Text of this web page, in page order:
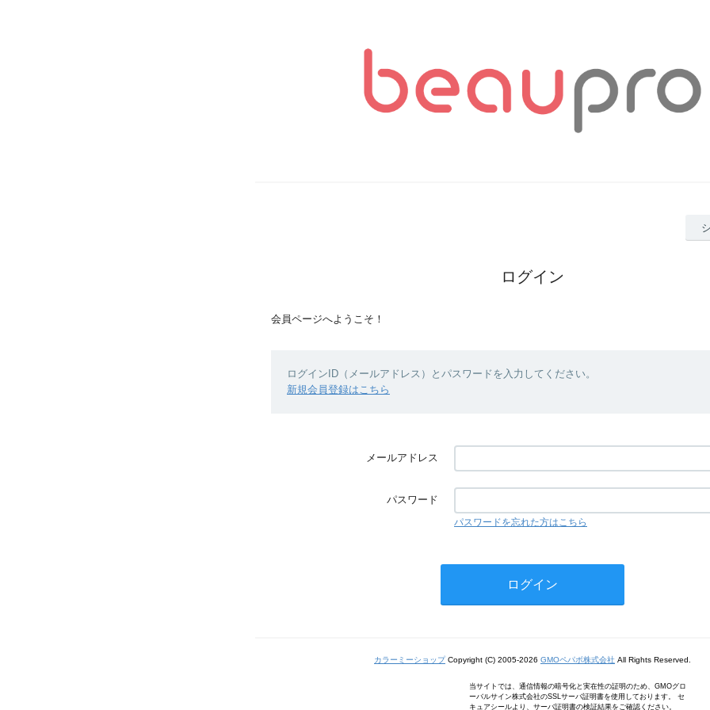
ログイン
会員ページへようこそ！
ログインID（メールアドレス）とパスワードを入力してください。
新規会員登録はこちら
メールアドレス
パスワード
パスワードを忘れた方はこちら
カラーミーショップCopyright (C) 2005-2026 GMOペパボ株式会社 All Rights Reserved.
当サイトでは、通信情報の暗号化と実在性の証明のため、GMOグロ
ーバルサイン株式会社のSSLサーバ証明書を使用しております。 セ
キュアシールより、サーバ証明書の検証結果をご確認ください。